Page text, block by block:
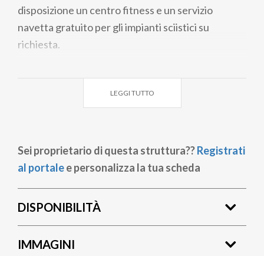
disposizione un centro fitness e un servizio
navetta gratuito per gli impianti sciistici su
richiesta.
LEGGI TUTTO
Sei proprietario di questa struttura??Registrati
al portalee personalizza la tua scheda
DISPONIBILITÀ
IMMAGINI